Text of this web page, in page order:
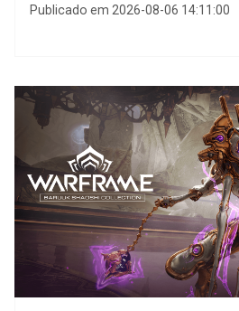
Publicado em 2026-08-06 14:11:00